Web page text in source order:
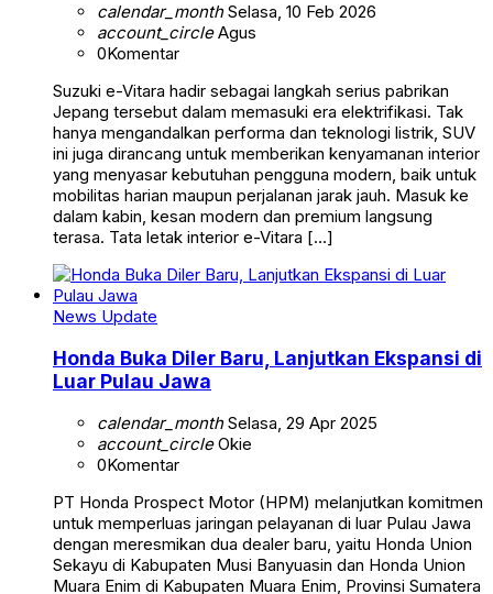
calendar_monthSelasa, 10 Feb 2026
account_circleAgus
0Komentar
Suzuki e-Vitara hadir sebagai langkah serius pabrikan
Jepang tersebut dalam memasuki era elektrifikasi. Tak
hanya mengandalkan performa dan teknologi listrik, SUV
ini juga dirancang untuk memberikan kenyamanan interior
yang menyasar kebutuhan pengguna modern, baik untuk
mobilitas harian maupun perjalanan jarak jauh. Masuk ke
dalam kabin, kesan modern dan premium langsung
terasa. Tata letak interior e-Vitara […]
News Update
Honda Buka Diler Baru, Lanjutkan Ekspansi di
Luar Pulau Jawa
calendar_monthSelasa, 29 Apr 2025
account_circleOkie
0Komentar
PT Honda Prospect Motor (HPM) melanjutkan komitmen
untuk memperluas jaringan pelayanan di luar Pulau Jawa
dengan meresmikan dua dealer baru, yaitu Honda Union
Sekayu di Kabupaten Musi Banyuasin dan Honda Union
Muara Enim di Kabupaten Muara Enim, Provinsi Sumatera